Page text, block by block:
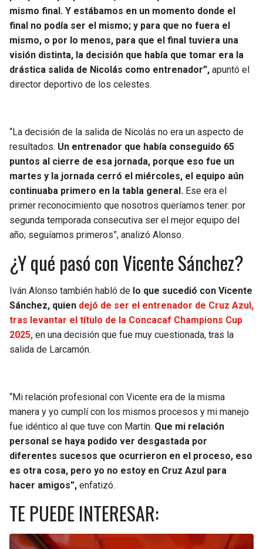
mismo final. Y estábamos en un momento donde el
final no podía ser el mismo; y para que no fuera el
mismo, o por lo menos, para que el final tuviera una
visión distinta, la decisión que había que tomar era la
drástica salida de Nicolás como entrenador”, apuntó el
director deportivo de los celestes.
“La decisión de la salida de Nicolás no era un aspecto de
resultados. Un entrenador que había conseguido 65
puntos al cierre de esa jornada, porque eso fue un
martes y la jornada cerró el miércoles, el equipo aún
continuaba primero en la tabla general. Ese era el
primer reconocimiento que nosotros queríamos tener: por
segunda temporada consecutiva ser el mejor equipo del
año; seguíamos primeros”, analizó Alonso.
¿Y qué pasó con Vicente Sánchez?
Iván Alonso también habló de lo que sucedió con Vicente
Sánchez, quien dejó de ser el entrenador de Cruz Azul,
tras levantar el título de la Concacaf Champions Cup
2025, en una decisión que fue muy cuestionada, tras la
salida de Larcamón.
“Mi relación profesional con Vicente era de la misma
manera y yo cumplí con los mismos procesos y mi manejo
fue idéntico al que tuve con Martín. Que mi relación
personal se haya podido ver desgastada por
diferentes sucesos que ocurrieron en el proceso, eso
es otra cosa, pero yo no estoy en Cruz Azul para
hacer amigos”, enfatizó.
TE PUEDE INTERESAR: